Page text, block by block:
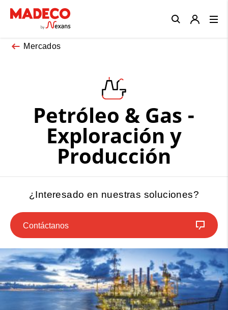
Mercados
Petróleo & Gas -
Exploración y
Producción
¿Interesado en nuestras soluciones?
Contáctanos
Close